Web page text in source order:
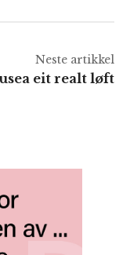
Neste artikkel
eit realt løft